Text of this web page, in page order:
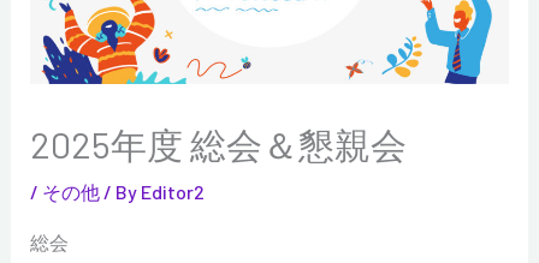
2025年度 総会＆懇親会
/ その他/ By Editor2
総会